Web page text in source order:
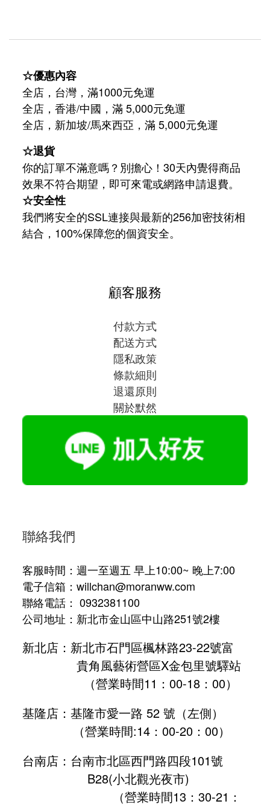
☆優惠內容
全店，台灣，滿1000元免運
全店，香港/中國，滿 5,000元免運
全店，新加坡/馬來西亞，滿 5,000元免運
☆退貨
你的訂單不滿意嗎？別擔心！30天內覺得商品
效果不符合期望，即可來電或網路申請退費。
☆安全性
我們將安全的SSL連接與最新的256加密技術相
結合，100%保障您的個資安全。
顧客服務
付款方式
配送方式
隱私政策
條款細則
退還原則
關於默然
聯絡我們
客服時間：週一至週五 早上10:00~ 晚上7:00
電子信箱：willchan@moranww.com
聯絡電話： 0932381100
公司地址：新北市金山區中山路251號2樓
新北店：新北市石門區楓林路23-22號富
貴角風藝術營區X金包里號驛站
（營業時間11：00-18：00）
基隆店：基隆市愛一路 52 號（左側）
（營業時間:14：00-20：00）
台南店：台南市北區西門路四段101號
B28(小北觀光夜市)
（營業時間13：30-21：